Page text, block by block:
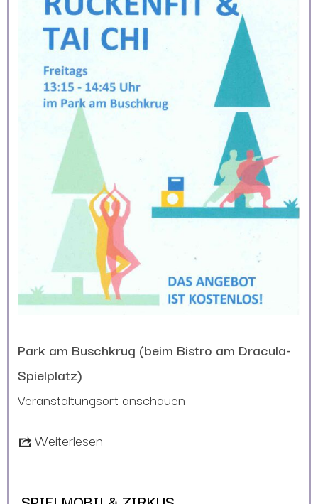
Park am Buschkrug (beim Bistro am Dracula-
Spielplatz)
Veranstaltungsort anschauen
Weiterlesen